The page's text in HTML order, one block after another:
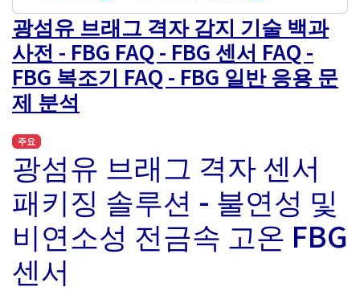
광섬유 브래그 격자 감지 기술 백과
사전 - FBG FAQ - FBG 센서 FAQ -
FBG 복조기 FAQ - FBG 일반 응용 문
제 분석
주요
광섬유 브래그 격자 센서
패키징 솔루션 - 불연성 및
비연소성 전금속 고온 FBG
센서